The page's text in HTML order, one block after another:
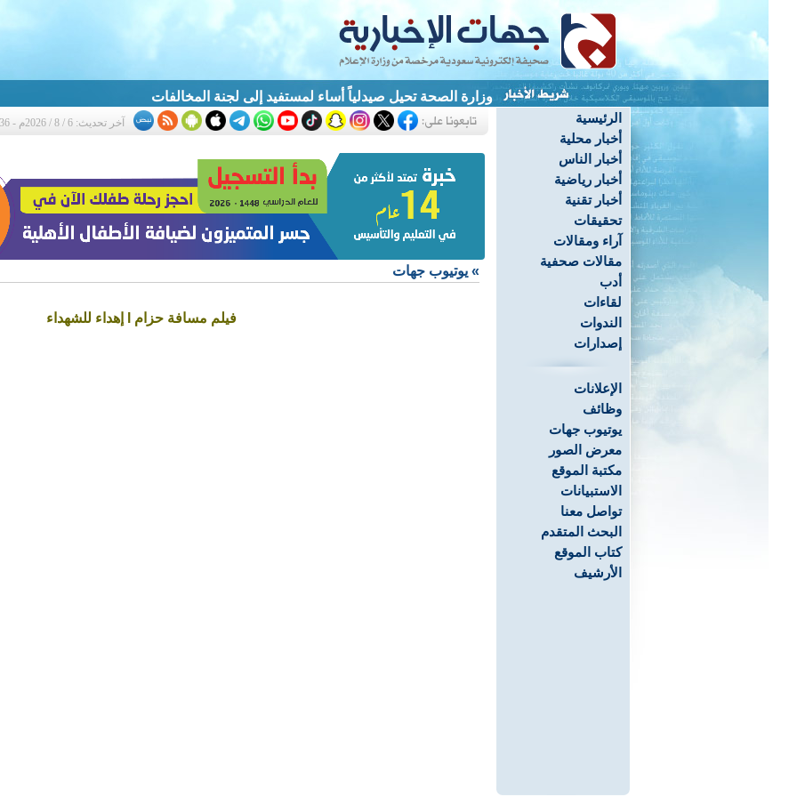
وزارة الصحة تحيل صيدلياً أساء لمستفيد إلى لجنة المخالفات
الرئيسية
أخبار محلية
أخبار الناس
أخبار رياضية
أخبار تقنية
تحقيقات
آراء ومقالات
مقالات صحفية
أدب
لقاءات
الندوات
إصدارات
الإعلانات
وظائف
يوتيوب جهات
معرض الصور
مكتبة الموقع
الاستبيانات
تواصل معنا
البحث المتقدم
كتاب الموقع
الأرشيف
آخر تحديث: 6 / 8 / 2026م - 10:36 ص
» يوتيوب جهات
فيلم مسافة حزام l إهداء للشهداء